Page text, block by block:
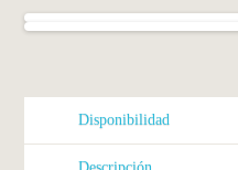
Disponibilidad